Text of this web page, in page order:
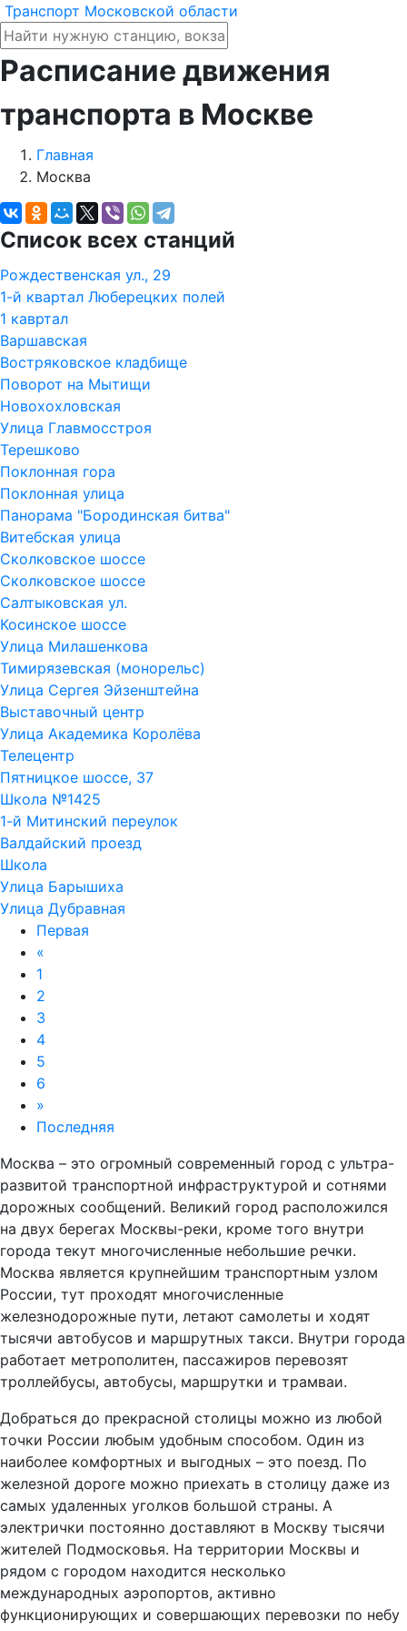
Транспорт Московской области
Расписание движения
транспорта в Москве
Главная
Москва
Список всех станций
Рождественская ул., 29
1-й квартал Люберецких полей
1 кавртал
Варшавская
Востряковское кладбище
Поворот на Мытищи
Новохохловская
Улица Главмосстроя
Терешково
Поклонная гора
Поклонная улица
Панорама "Бородинская битва"
Витебская улица
Сколковское шоссе
Сколковское шоссе
Салтыковская ул.
Косинское шоссе
Улица Милашенкова
Тимирязевская (монорельс)
Улица Сергея Эйзенштейна
Выставочный центр
Улица Академика Королёва
Телецентр
Пятницкое шоссе, 37
Школа №1425
1-й Митинский переулок
Валдайский проезд
Школа
Улица Барышиха
Улица Дубравная
Первая
«
1
2
3
4
5
6
»
Последняя
Москва – это огромный современный город с ультра-
развитой транспортной инфраструктурой и сотнями
дорожных сообщений. Великий город расположился
на двух берегах Москвы-реки, кроме того внутри
города текут многочисленные небольшие речки.
Москва является крупнейшим транспортным узлом
России, тут проходят многочисленные
железнодорожные пути, летают самолеты и ходят
тысячи автобусов и маршрутных такси. Внутри города
работает метрополитен, пассажиров перевозят
троллейбусы, автобусы, маршрутки и трамваи.
Добраться до прекрасной столицы можно из любой
точки России любым удобным способом. Один из
наиболее комфортных и выгодных – это поезд. По
железной дороге можно приехать в столицу даже из
самых удаленных уголков большой страны. А
электрички постоянно доставляют в Москву тысячи
жителей Подмосковья. На территории Москвы и
рядом с городом находится несколько
международных аэропортов, активно
функционирующих и совершающих перевозки по небу